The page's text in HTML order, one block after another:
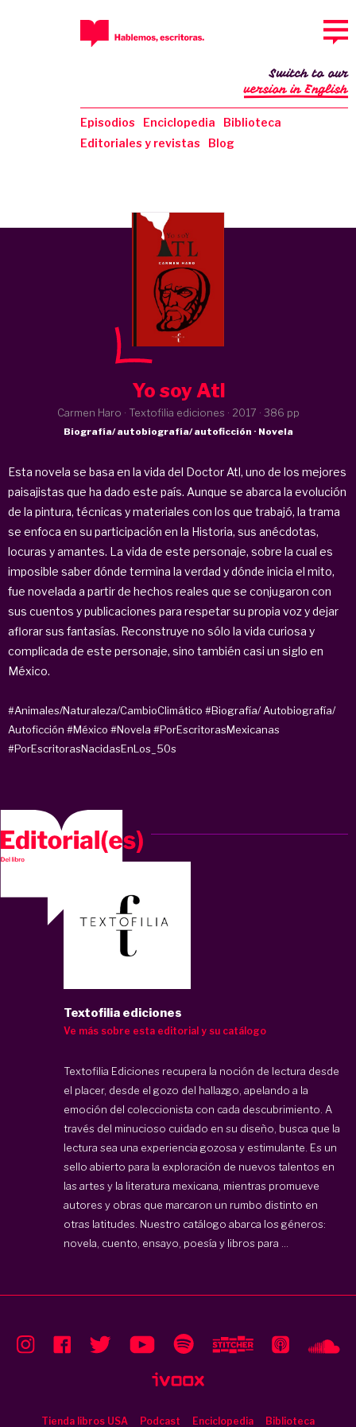
Episodios Enciclopedia
Biblioteca
Editoriales y revistas
Blog
Switch to our
version in English
Yo soy Atl
Carmen Haro · Textofilia ediciones · 2017 · 386 pp
Biografía/ autobiografía/ autoficción · Novela
Esta novela se basa en la vida del Doctor Atl, uno de los mejores
paisajistas que ha dado este país. Aunque se abarca la evolución
de la pintura, técnicas y materiales con los que trabajó, la trama
se enfoca en su participación en la Historia, sus anécdotas,
locuras y amantes. La vida de este personaje, sobre la cual es
imposible saber dónde termina la verdad y dónde inicia el mito,
fue novelada a partir de hechos reales que se conjugaron con
sus cuentos y publicaciones para respetar su propia voz y dejar
aflorar sus fantasías. Reconstruye no sólo la vida curiosa y
complicada de este personaje, sino también casi un siglo en
México.
#Animales/Naturaleza/CambioClimático #Biografía/ Autobiografía/
Autoficción #México #Novela #PorEscritorasMexicanas
#PorEscritorasNacidasEnLos_50s
Textofilia ediciones
Ve más sobre esta editorial y su catálogo
Textofilia Ediciones recupera la noción de lectura desde
el placer, desde el gozo del hallazgo, apelando a la
emoción del coleccionista con cada descubrimiento. A
través del minucioso cuidado en su diseño, busca que la
lectura sea una experiencia gozosa y estimulante. Es un
sello abierto para la exploración de nuevos talentos en
las artes y la literatura mexicana, mientras promueve
autores y obras que marcaron un rumbo distinto en
otras latitudes. Nuestro catálogo abarca los géneros:
novela, cuento, ensayo, poesía y libros para ...
Tienda libros USA Podcast Enciclopedia Biblioteca